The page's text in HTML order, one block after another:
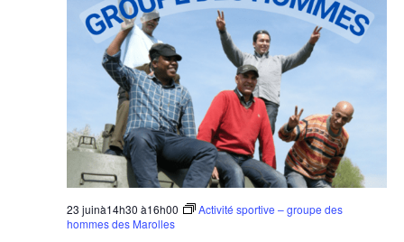
23 juinà14h30 à16h00
Activité sportive – groupe des
hommes des Marolles